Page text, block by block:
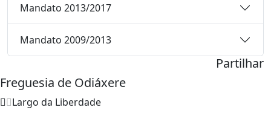
Mandato 2013/2017
Mandato 2009/2013
Partilhar
Freguesia de Odiáxere
Largo da Liberdade